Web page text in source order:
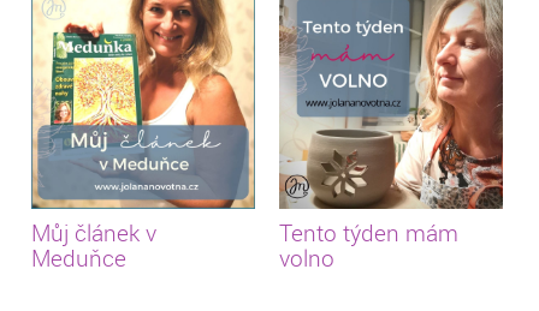
Můj článek v
Meduňce
Tento týden mám
volno